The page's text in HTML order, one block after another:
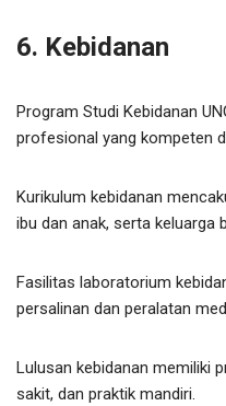
6. Kebidanan
Program Studi Kebidanan
profesional yang kompeten
Kurikulum kebidanan
ibu dan anak, serta keluarga
Fasilitas laboratorium
persalinan dan peralatan
Lulusan kebidanan memiliki
sakit, dan praktik mandiri.